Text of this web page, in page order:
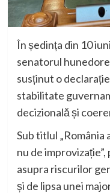
În ședința din 10
senatorul
susținut o
stabilitate
decizională și
Sub titlul
nu de
asupra riscurilor
și de lipsa unei